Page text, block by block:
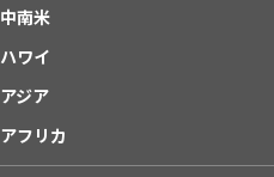
中南米
ハワイ
アジア
アフリカ